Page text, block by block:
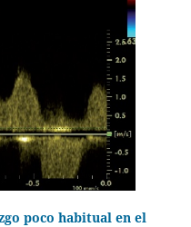
poco habitual en el